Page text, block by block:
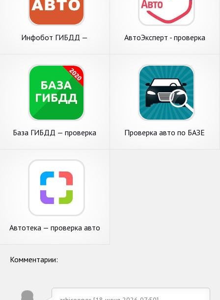
Инфобот ГИБДД —
АвтоЭксперт - проверка
База ГИБДД — проверка
Проверка авто по БАЗЕ
Автотека — проверка авто
Комментарии: